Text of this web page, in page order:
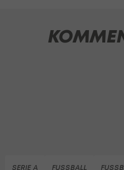
SERIE A FUSSBALL